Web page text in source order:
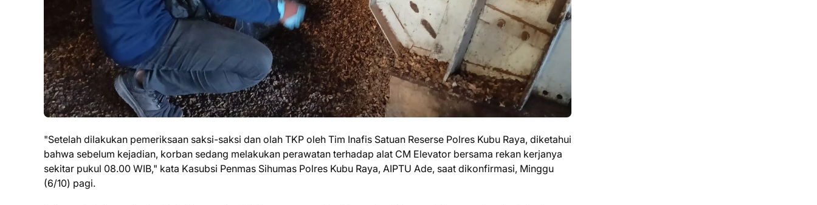
"Setelah dilakukan pemeriksaan saksi-saksi dan olah TKP oleh Tim Inafis Satuan Reserse Polres Kubu Raya, diketahui
bahwa sebelum kejadian, korban sedang melakukan perawatan terhadap alat CM Elevator bersama rekan kerjanya
sekitar pukul 08.00 WIB," kata Kasubsi Penmas Sihumas Polres Kubu Raya, AIPTU Ade, saat dikonfirmasi, Minggu
(6/10) pagi.